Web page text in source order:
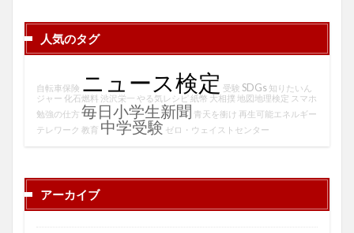
人気のタグ
自転車保険 ニュース検定 受験 SDGs 知りたいん
ジャー 化石燃料 渋沢栄一 やる気レシピ 紙幣 大相撲 地図地理検定 スマホ
勉強の仕方 毎日小学生新聞 青天を衝け 再生可能エネルギー
テレワーク 教育 中学受験 ゼロ・ウェイストセンター
アーカイブ